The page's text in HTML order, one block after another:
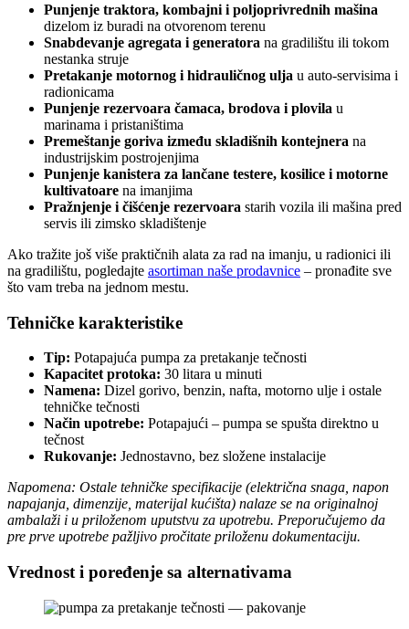
Punjenje traktora, kombajni i poljoprivrednih mašina
dizelom iz buradi na otvorenom terenu
Snabdevanje agregata i generatora na gradilištu ili tokom
nestanka struje
Pretakanje motornog i hidrauličnog ulja u auto-servisima i
radionicama
Punjenje rezervoara čamaca, brodova i plovila u
marinama i pristaništima
Premeštanje goriva između skladišnih kontejnera na
industrijskim postrojenjima
Punjenje kanistera za lančane testere, kosilice i motorne
kultivatoare na imanjima
Pražnjenje i čišćenje rezervoara starih vozila ili mašina pred
servis ili zimsko skladištenje
Ako tražite još više praktičnih alata za rad na imanju, u radionici ili
na gradilištu, pogledajte asortiman naše prodavnice – pronađite sve
što vam treba na jednom mestu.
Tehničke karakteristike
Tip: Potapajuća pumpa za pretakanje tečnosti
Kapacitet protoka: 30 litara u minuti
Namena: Dizel gorivo, benzin, nafta, motorno ulje i ostale
tehničke tečnosti
Način upotrebe: Potapajući – pumpa se spušta direktno u
tečnost
Rukovanje: Jednostavno, bez složene instalacije
Napomena: Ostale tehničke specifikacije (električna snaga, napon
napajanja, dimenzije, materijal kućišta) nalaze se na originalnoj
ambalaži i u priloženom uputstvu za upotrebu. Preporučujemo da
pre prve upotrebe pažljivo pročitate priloženu dokumentaciju.
Vrednost i poređenje sa alternativama